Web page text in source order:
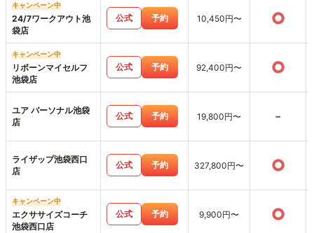
キャンペーン中
24/7ワークアウト池
袋店
公式 予約 10,450円〜 ○
キャンペーン中
リボーンマイセルフ
池袋店
公式 予約 92,400円〜 ○
ユア パーソナル池袋
店
公式 予約 19,800円〜 -
ライザップ池袋西口
店
公式 予約 327,800円〜 ○
キャンペーン中
エクササイズコーチ
池袋西口店
公式 予約 9,900円〜 ○